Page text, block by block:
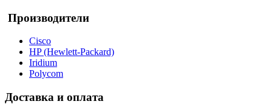
Производители
Cisco
HP (Hewlett-Packard)
Iridium
Polycom
Доставка и оплата